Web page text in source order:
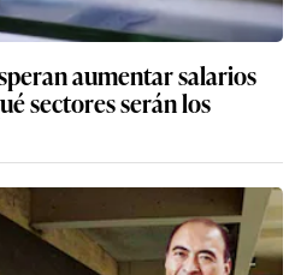
aumentar salarios
sectores serán los